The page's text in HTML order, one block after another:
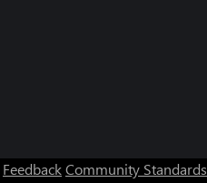
FeedbackCommunity Standards